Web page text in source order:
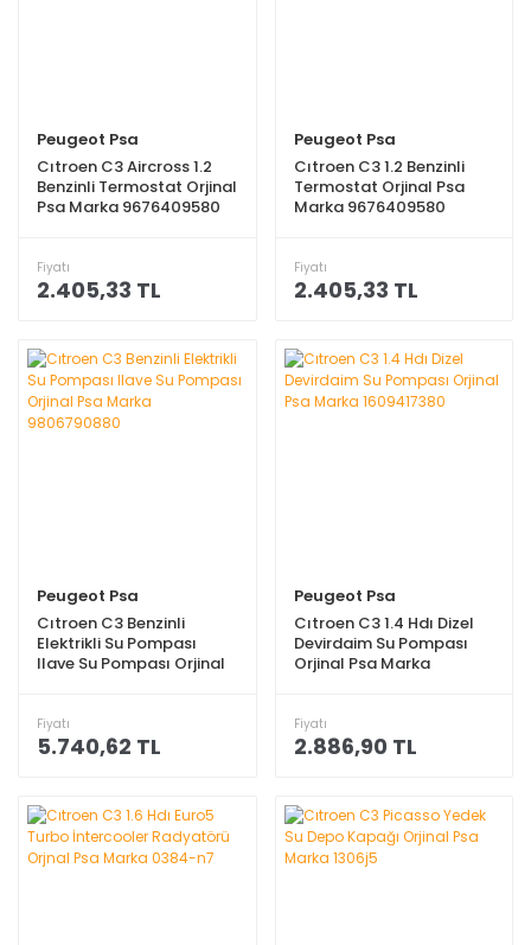
Peugeot Psa
Cıtroen C3 Aircross 1.2
Benzinli Termostat Orjinal
Psa Marka 9676409580
Fiyatı
2.405,33 TL
Peugeot Psa
Cıtroen C3 1.2 Benzinli
Termostat Orjinal Psa
Marka 9676409580
Fiyatı
2.405,33 TL
Peugeot Psa
Cıtroen C3 Benzinli
Elektrikli Su Pompası
llave Su Pompası Orjinal
Fiyatı
5.740,62 TL
Peugeot Psa
Cıtroen C3 1.4 Hdı Dizel
Devirdaim Su Pompası
Orjinal Psa Marka
Fiyatı
2.886,90 TL